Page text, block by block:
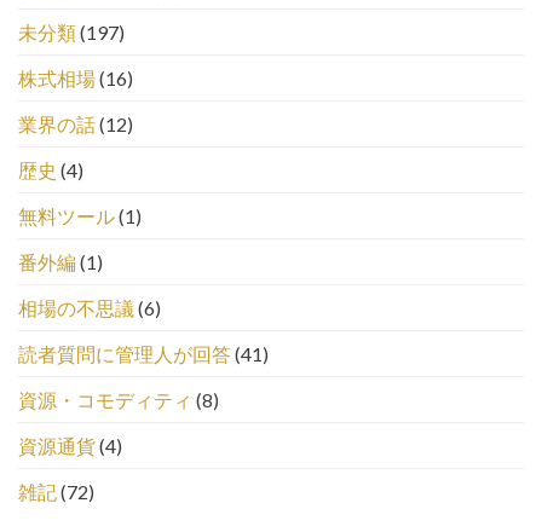
未分類(197)
株式相場(16)
業界の話(12)
歴史 (4)
無料ツール(1)
番外編(1)
相場の不思議 (6)
読者質問に管理人が回答(41)
資源・コモディティ (8)
資源通貨(4)
雑記(72)